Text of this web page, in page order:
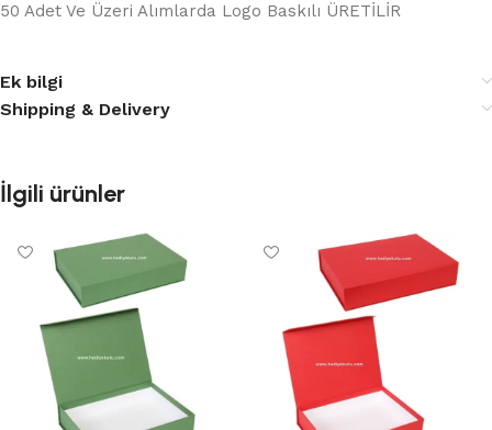
50 Adet Ve Üzeri Alımlarda Logo Baskılı ÜRETİLİR
Ek bilgi
Shipping & Delivery
İlgili ürünler